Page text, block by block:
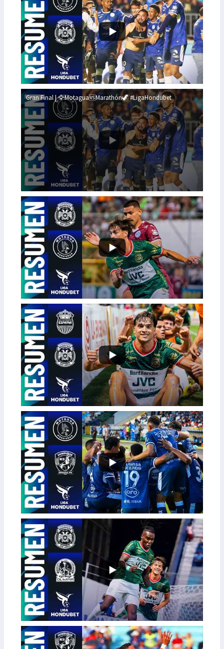
Gran Final | 🦅Motagua🆚Marathón🦖 #LigaHondubet